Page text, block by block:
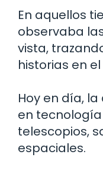
En aquellos
observaba
vista,
historias en el
Hoy en día,
en
telescopios,
espaciales.